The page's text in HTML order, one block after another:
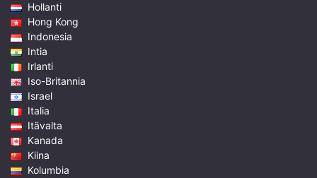
Hollanti
Hong Kong
Indonesia
Intia
Irlanti
Iso-Britannia
Israel
Italia
Itävalta
Kanada
Kiina
Kolumbia